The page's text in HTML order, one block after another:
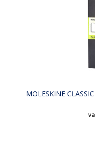
MOLESKINE